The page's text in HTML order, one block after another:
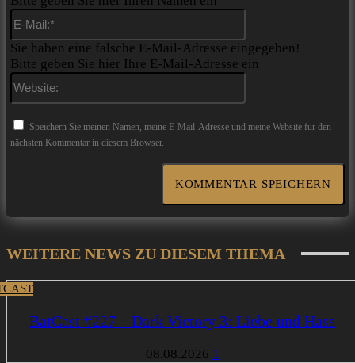
Sie haben eine falsche E-Mail-Adresse eingegeben!
Bitte geben Sie hier Ihre E-Mail-Adresse ein
Speichern Sie meinen Namen, meine E-Mail-Adresse und meine Website für den
nächsten Kommentar in diesem Browser.
WEITERE NEWS ZU DIESEM THEMA
BatCast #227 – Dark Victory 3: Liebe und Hass
08.08.2026 1